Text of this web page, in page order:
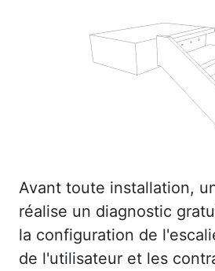
Avant toute installation,
réalise un diagnostic
la configuration de
de l'utilisateur et les